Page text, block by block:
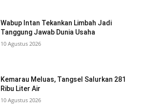
Wabup Intan Tekankan Limbah Jadi
Tanggung Jawab Dunia Usaha
10 Agustus 2026
Kemarau Meluas, Tangsel Salurkan 281
Ribu Liter Air
10 Agustus 2026